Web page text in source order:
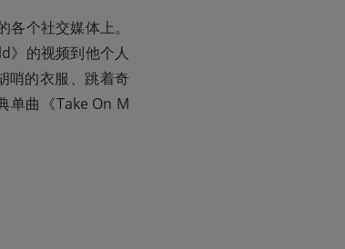
个社交媒体上。
》的视频到他个人
哨的衣服、跳着奇
单曲《Take On M